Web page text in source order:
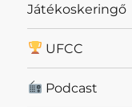
Játékoskeringő
UFCC
Podcast